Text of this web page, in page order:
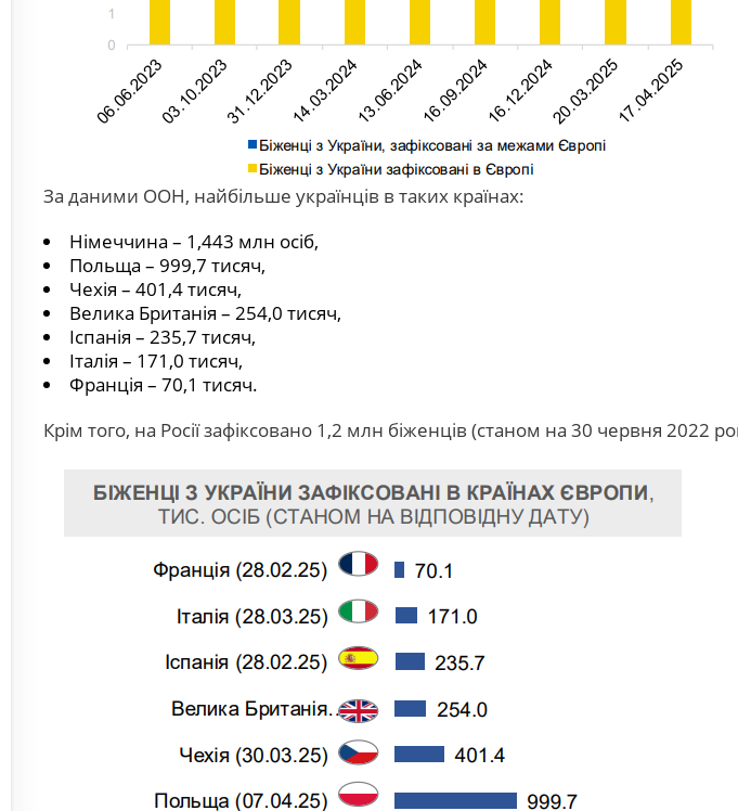
За даними ООН, найбільше українців в таких країнах:
Німеччина – 1,443 млн осіб,
Польща – 999,7 тисяч,
Чехія – 401,4 тисяч,
Велика Британія – 254,0 тисяч,
Іспанія – 235,7 тисяч,
Італія – 171,0 тисяч,
Франція – 70,1 тисяч.
Крім того, на Росії зафіксовано 1,2 млн біженців (станом на 30 червня 2022